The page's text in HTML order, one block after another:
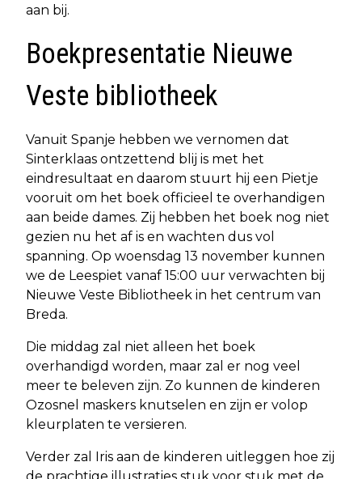
aan bij.
Boekpresentatie Nieuwe
Veste bibliotheek
Vanuit Spanje hebben we vernomen dat
Sinterklaas ontzettend blij is met het
eindresultaat en daarom stuurt hij een Pietje
vooruit om het boek officieel te overhandigen
aan beide dames. Zij hebben het boek nog niet
gezien nu het af is en wachten dus vol
spanning. Op woensdag 13 november kunnen
we de Leespiet vanaf 15:00 uur verwachten bij
Nieuwe Veste Bibliotheek in het centrum van
Breda.
Die middag zal niet alleen het boek
overhandigd worden, maar zal er nog veel
meer te beleven zijn. Zo kunnen de kinderen
Ozosnel maskers knutselen en zijn er volop
kleurplaten te versieren.
Verder zal Iris aan de kinderen uitleggen hoe zij